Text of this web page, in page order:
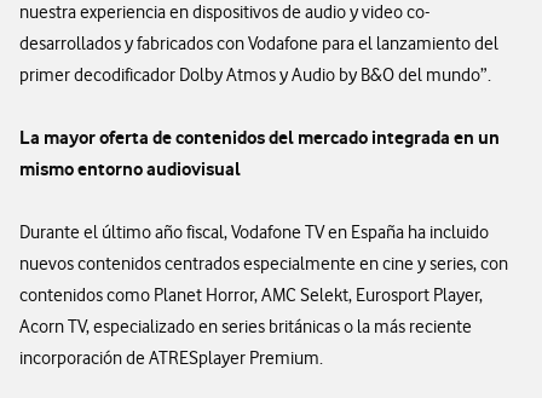
nuestra experiencia en dispositivos de audio y video co-
desarrollados y fabricados con Vodafone para el lanzamiento del
primer decodificador Dolby Atmos y Audio by B&O del mundo”.
La mayor oferta de contenidos del mercado integrada en un
mismo entorno audiovisual
Durante el último año fiscal, Vodafone TV en España ha incluido
nuevos contenidos centrados especialmente en cine y series, con
contenidos como Planet Horror, AMC Selekt, Eurosport Player,
Acorn TV, especializado en series británicas o la más reciente
incorporación de ATRESplayer Premium.